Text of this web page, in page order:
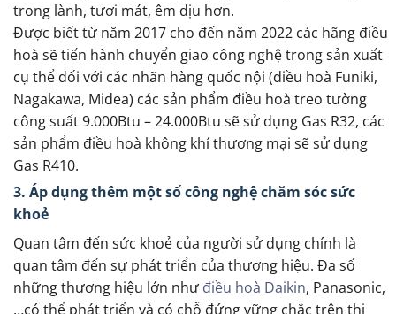
trong lành, tươi mát, êm dịu hơn.
Được biết từ năm 2017 cho đến năm 2022 các hãng điều
hoà sẽ tiến hành chuyển giao công nghệ trong sản xuất
cụ thể đối với các nhãn hàng quốc nội (điều hoà Funiki,
Nagakawa, Midea) các sản phẩm điều hoà treo tường
công suất 9.000Btu – 24.000Btu sẽ sử dụng Gas R32, các
sản phẩm điều hoà không khí thương mại sẽ sử dụng
Gas R410.
3. Áp dụng thêm một số công nghệ chăm sóc sức
khoẻ
Quan tâm đến sức khoẻ của người sử dụng chính là
quan tâm đến sự phát triển của thương hiệu. Đa số
những thương hiệu lớn như điều hoà Daikin, Panasonic,
…có thể phát triển và có chỗ đứng vững chắc trên thị